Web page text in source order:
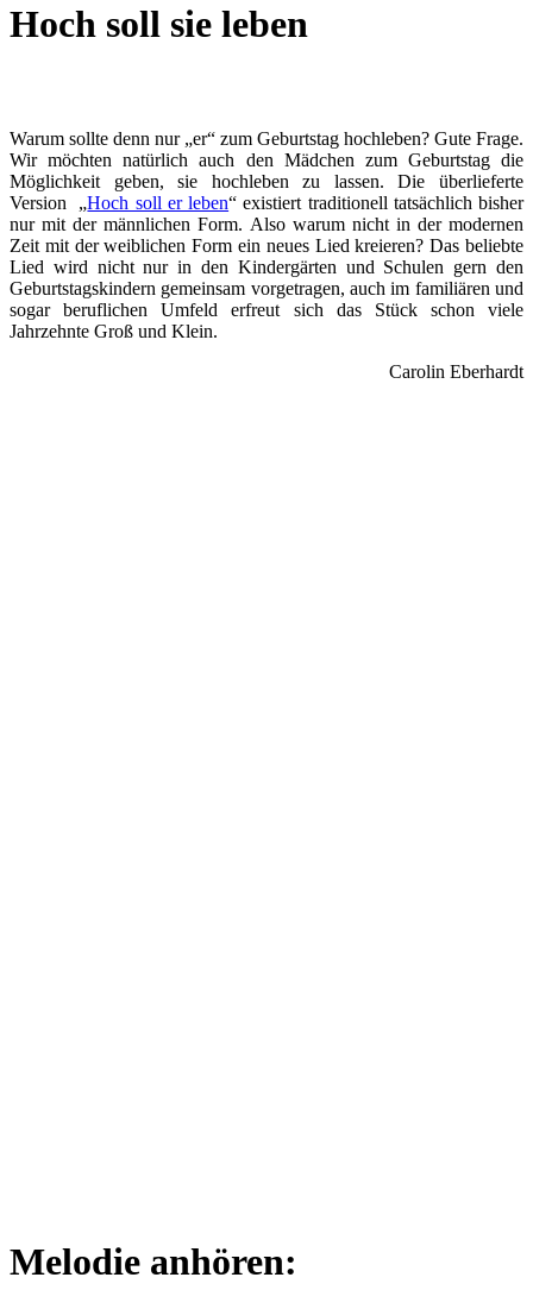
Hoch soll sie leben
Warum sollte denn nur „er“ zum Geburtstag hochleben? Gute Frage.
Wir möchten natürlich auch den Mädchen zum Geburtstag die
Möglichkeit geben, sie hochleben zu lassen. Die überlieferte
Version „Hoch soll er leben“ existiert traditionell tatsächlich bisher
nur mit der männlichen Form. Also warum nicht in der modernen
Zeit mit der weiblichen Form ein neues Lied kreieren? Das beliebte
Lied wird nicht nur in den Kindergärten und Schulen gern den
Geburtstagskindern gemeinsam vorgetragen, auch im familiären und
sogar beruflichen Umfeld erfreut sich das Stück schon viele
Jahrzehnte Groß und Klein.
Carolin Eberhardt
Melodie anhören: